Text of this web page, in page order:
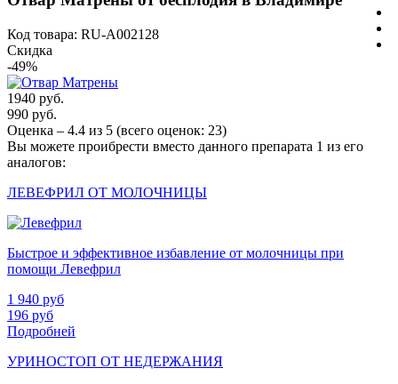
Код товара: RU-A002128
Скидка
-49%
1940 руб.
990 руб.
Оценка – 4.4 из 5 (всего оценок: 23)
Вы можете проибрести вместо данного препарата 1 из его
аналогов:
ЛЕВЕФРИЛ ОТ МОЛОЧНИЦЫ
Быстрое и эффективное избавление от молочницы при
помощи Левефрил
1 940 руб
196 руб
Подробней
УРИНОСТОП ОТ НЕДЕРЖАНИЯ